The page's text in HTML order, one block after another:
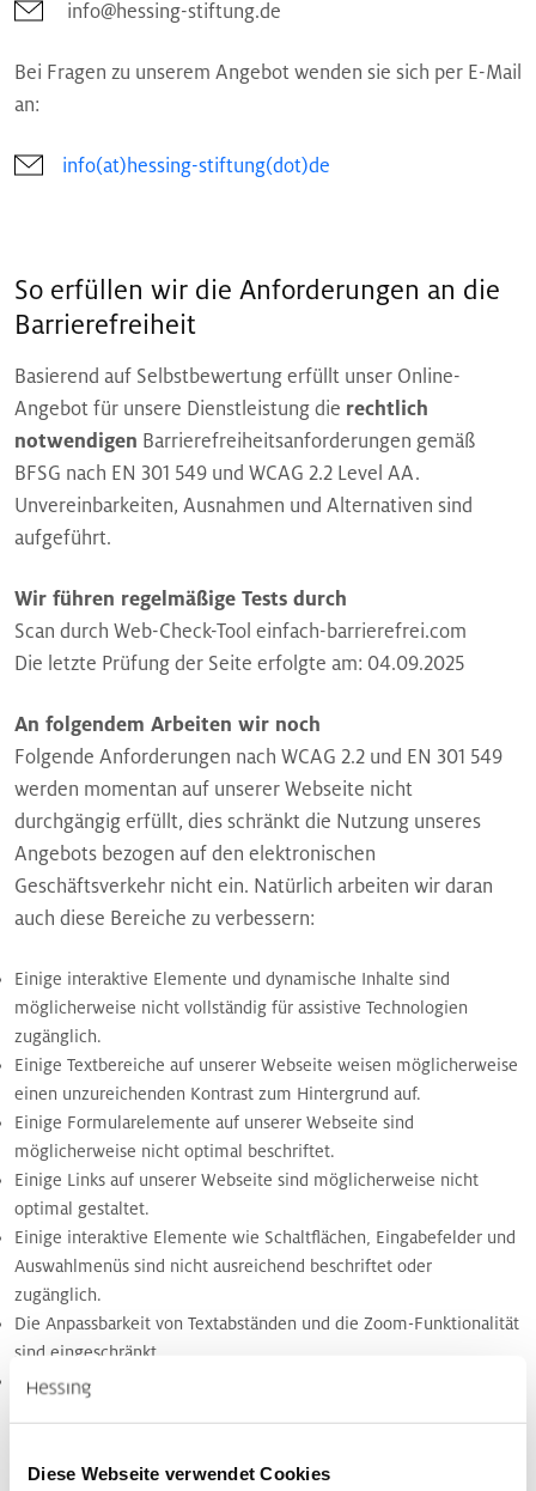
Diese Webseite verwendet Cookies
info@hessing-stiftung.de
Bei Fragen zu unserem Angebot wenden sie sich per E-Mail
an:
info(at)hessing-stiftung(dot)de
So erfüllen wir die Anforderungen an die
Barrierefreiheit
Basierend auf Selbstbewertung erfüllt unser Online-
Angebot für unsere Dienstleistung die rechtlich
notwendigen Barrierefreiheitsanforderungen gemäß
BFSG nach EN 301 549 und WCAG 2.2 Level AA.
Unvereinbarkeiten, Ausnahmen und Alternativen sind
aufgeführt.
Wir führen regelmäßige Tests durch
Scan durch Web-Check-Tool einfach-barrierefrei.com
Die letzte Prüfung der Seite erfolgte am: 04.09.2025
An folgendem Arbeiten wir noch
Folgende Anforderungen nach WCAG 2.2 und EN 301 549
werden momentan auf unserer Webseite nicht
durchgängig erfüllt, dies schränkt die Nutzung unseres
Angebots bezogen auf den elektronischen
Geschäftsverkehr nicht ein. Natürlich arbeiten wir daran
auch diese Bereiche zu verbessern:
Einige interaktive Elemente und dynamische Inhalte sind
möglicherweise nicht vollständig für assistive Technologien
zugänglich.
Einige Textbereiche auf unserer Webseite weisen möglicherweise
einen unzureichenden Kontrast zum Hintergrund auf.
Einige Formularelemente auf unserer Webseite sind
möglicherweise nicht optimal beschriftet.
Einige Links auf unserer Webseite sind möglicherweise nicht
optimal gestaltet.
Einige interaktive Elemente wie Schaltflächen, Eingabefelder und
Auswahlmenüs sind nicht ausreichend beschriftet oder
zugänglich.
Die Anpassbarkeit von Textabständen und die Zoom-Funktionalität
sind eingeschränkt.
Video- und Audioelemente erfüllen nicht alle Anforderungen an